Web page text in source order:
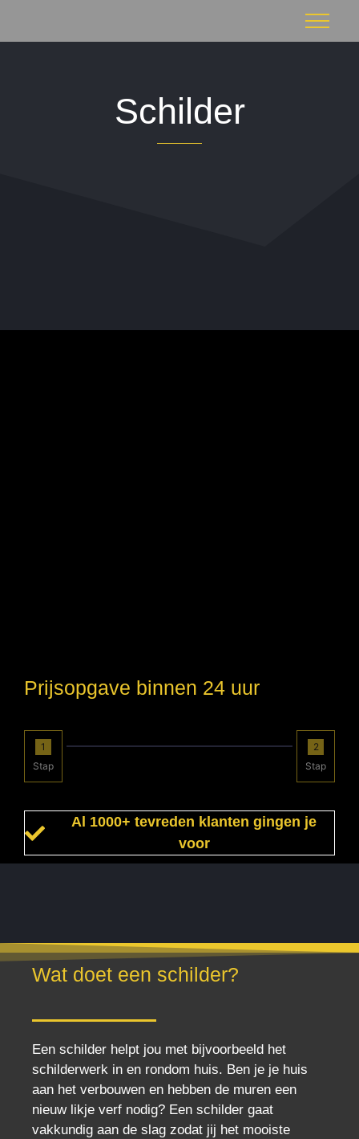
Schilder
Prijsopgave binnen 24 uur
1
Stap
2
Stap
Al 1000+ tevreden klanten gingen je
voor
Wat doet een schilder?
Een schilder helpt jou met bijvoorbeeld het
schilderwerk in en rondom huis. Ben je je huis
aan het verbouwen en hebben de muren een
nieuw likje verf nodig? Een schilder gaat
vakkundig aan de slag zodat jij het mooiste